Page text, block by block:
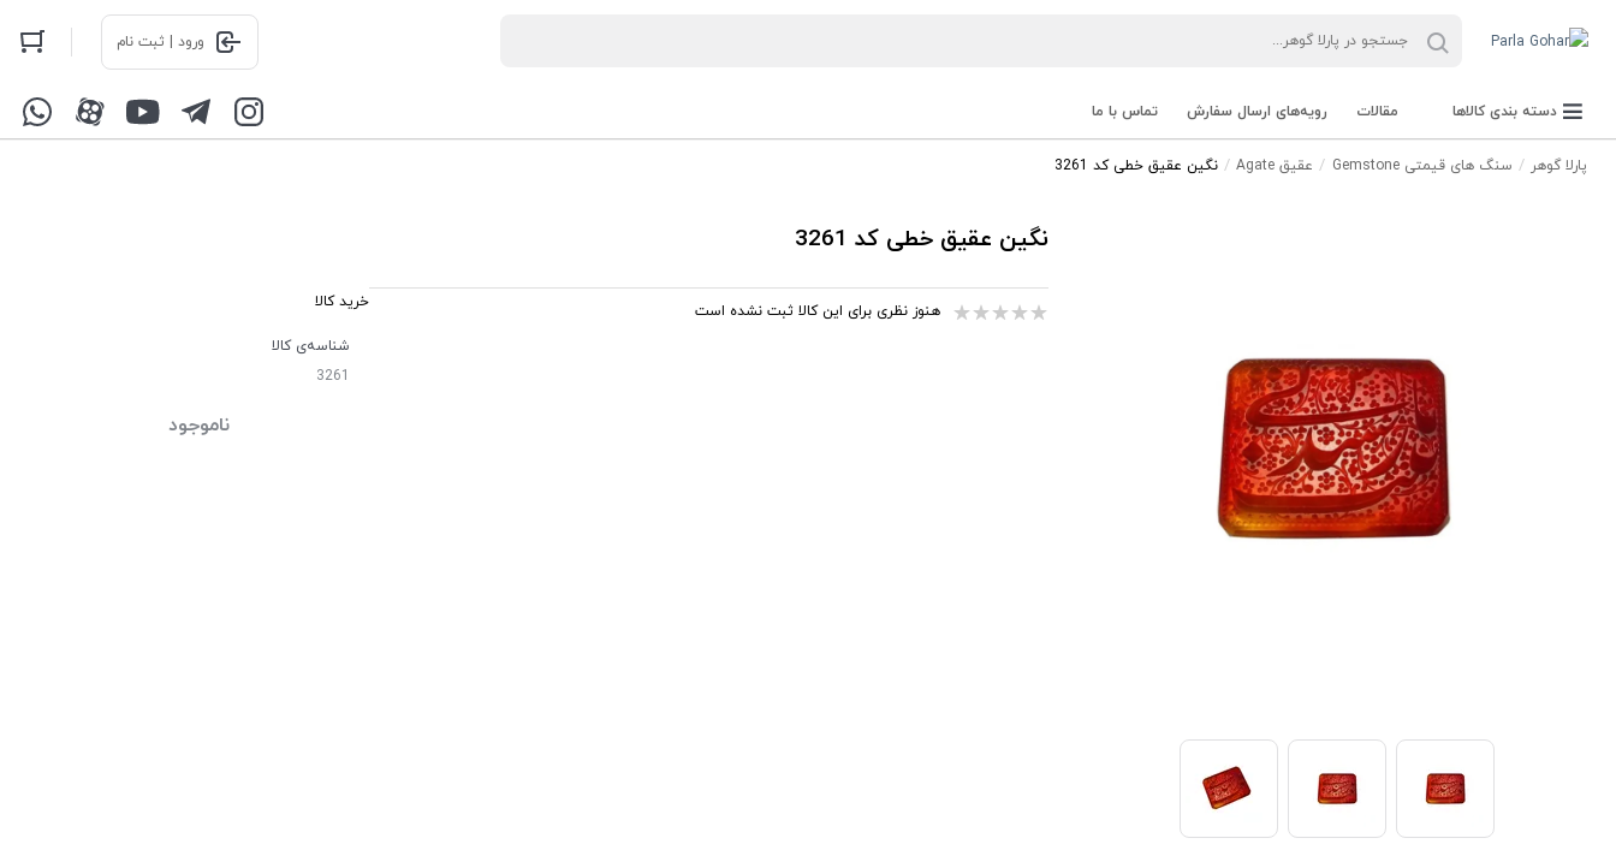
ورود | ثبت نام
دسته بندی کالاها مقالات رویه‌های ارسال سفارش تماس با ما
پارلا گوهر سنگ های قیمتی Gemstone عقیق Agate نگین عقیق خطی کد 3261
نگین عقیق خطی کد 3261
هنوز نظری برای این کالا ثبت نشده است
خرید کالا
شناسه‌ی کالا
3261
ناموجود